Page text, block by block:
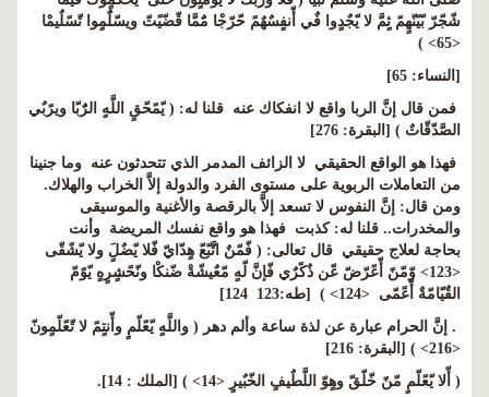
شّجّرّ بّيًنّهٍمً ثٍمَّ لا يّجٌدٍوا فٌي أّنفٍسٌهٌمً حّرّجْا مٌَمَّا قّضّيًتّ ويسّلٌَمٍوا تّسًلٌيمْا
<65> )
[النساء: 65]
فمن قال إنَّ الربا واقع لا انفكاك عنه قلنا له: ( يّمًحّقٍ اللَّهٍ الرٌَبّا ويرًبٌي
الصَّدّقّاتٌ ) [البقرة: 276]
فهذا هو الواقع الحقيقي لا الزائف المدمر الذي تتحدثون عنه وما جنينا
من التعاملات الربوية على مستوى الفرد والدولة إلاَّ الخراب والهلاك.
ومن قال: إنَّ النفوس لا تسعد إلاَّ بالرقصة والأغنية والموسيقى
والمخدرات.. قلنا له: كذبت فهذا هو واقع نفسك المريضة وأنت
بحاجة لعلاج حقيقي قال تعالى: ( فّمّنٌ اتَّبّعّ هٍدّايّ فّلا يّضٌلٍَ ولا يّشًقّى
<123> وّمّنً أّعًرّضّ عّن ذٌكًرٌي فّإنَّ لّهٍ مّعٌيشّةْ ضّنكْا ونّحًشٍرٍهٍ يّوًمّ
القٌيّامّةٌ أّعًمّى <124> ) [طه:123 124]
. إنَّ الحرام عبارة عن لذة ساعة وألم دهر ( واللَّهٍ يّعًلّمٍ وأّنتٍمً لا تّعًلّمٍونّ
<216> ) [البقرة: 216]
( أّلا يّعًلّمٍ مّنً خّلّقّ وهٍوّ اللَّطٌيفٍ الخّبٌيرٍ <14> ) [الملك : 14].